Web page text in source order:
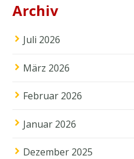
Archiv
Juli 2026
März 2026
Februar 2026
Januar 2026
Dezember 2025